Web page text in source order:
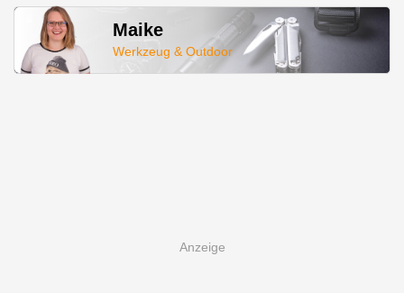
Maike
Werkzeug & Outdoor